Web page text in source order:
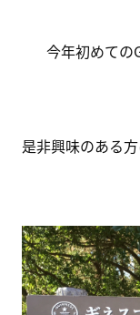
今年初めての
是非興味のある